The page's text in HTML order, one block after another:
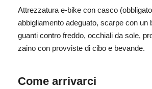
Dislivello: ca. 310 m
Difficoltà: facile
è possibile prenotare un seggiolino per
Attrezzatura e-bike con casco
abbigliamento adeguato, scarpe con un
guanti contro freddo, occhiali da sole,
zaino con provviste di cibo e bevande.
Come arrivarci